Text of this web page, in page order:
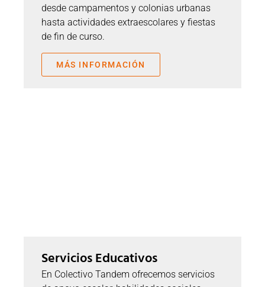
desde campamentos y colonias urbanas
hasta actividades extraescolares y fiestas
de fin de curso.
MÁS INFORMACIÓN
Servicios Educativos
En Colectivo Tandem ofrecemos servicios